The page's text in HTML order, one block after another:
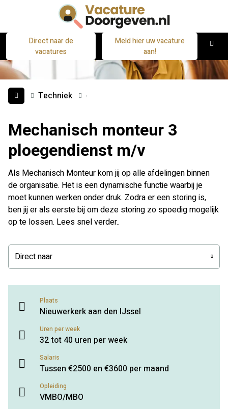
Direct naar de
vacatures
Meld hier uw vacature
aan!
Techniek
Mechanisch monteur 3
ploegendienst m/v
Als Mechanisch Monteur kom jij op alle afdelingen binnen
de organisatie. Het is een dynamische functie waarbij je
moet kunnen werken onder druk. Zodra er een storing is,
ben jij er als eerste bij om deze storing zo spoedig mogelijk
op te lossen. Lees snel verder..
Direct naar
Plaats
Nieuwerkerk aan den IJssel
Uren per week
32 tot 40 uren per week
Salaris
Tussen €2500 en €3600 per maand
Opleiding
VMBO/MBO